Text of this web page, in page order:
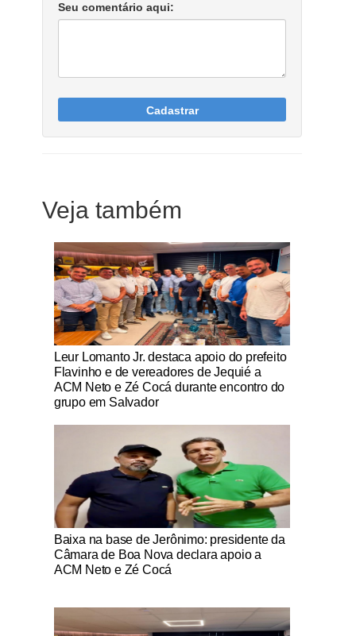
Seu comentário aqui:
Cadastrar
Veja também
Notícias Católicas
Leur Lomanto Jr. destaca apoio do prefeito
Flavinho e de vereadores de Jequié a
ACM Neto e Zé Cocá durante encontro do
grupo em Salvador
Notícias Católicas
Baixa na base de Jerônimo: presidente da
Câmara de Boa Nova declara apoio a
ACM Neto e Zé Cocá